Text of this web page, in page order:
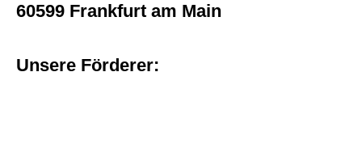
60599 Frankfurt am Main
Unsere Förderer: